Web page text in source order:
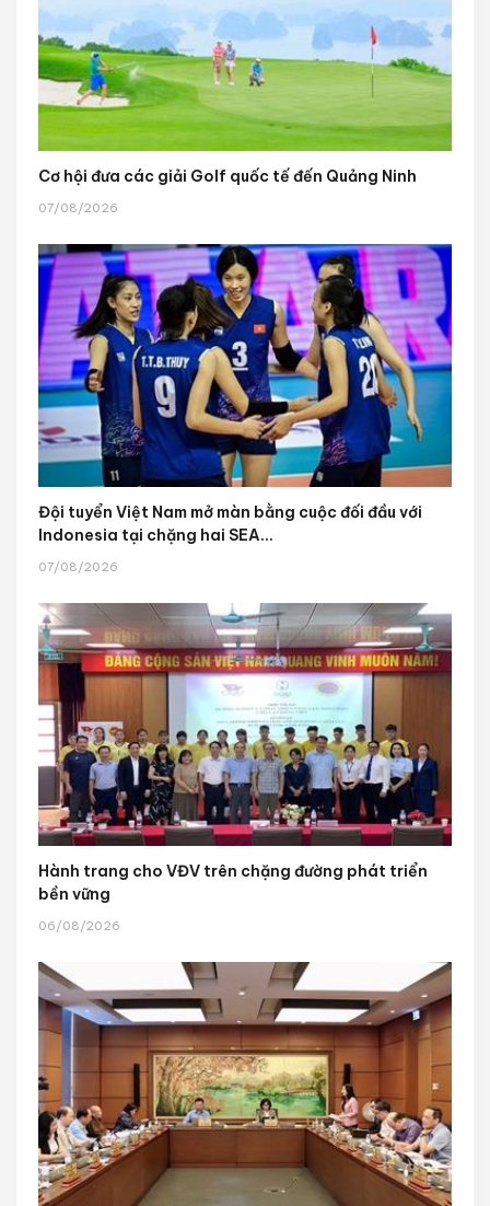
Cơ hội đưa các giải Golf quốc tế đến Quảng Ninh
07/08/2026
Đội tuyển Việt Nam mở màn bằng cuộc đối đầu với
Indonesia tại chặng hai SEA...
07/08/2026
Hành trang cho VĐV trên chặng đường phát triển
bền vững
06/08/2026